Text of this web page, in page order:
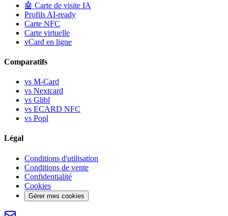
🤖 Carte de visite IA
Profils AI-ready
Carte NFC
Carte virtuelle
vCard en ligne
Comparatifs
vs M-Card
vs Nextcard
vs Glibl
vs ECARD NFC
vs Popl
Légal
Conditions d'utilisation
Conditions de vente
Confidentialité
Cookies
Gérer mes cookies